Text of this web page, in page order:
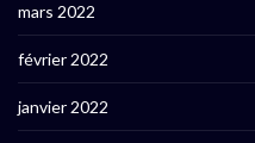
mars 2022
février 2022
janvier 2022